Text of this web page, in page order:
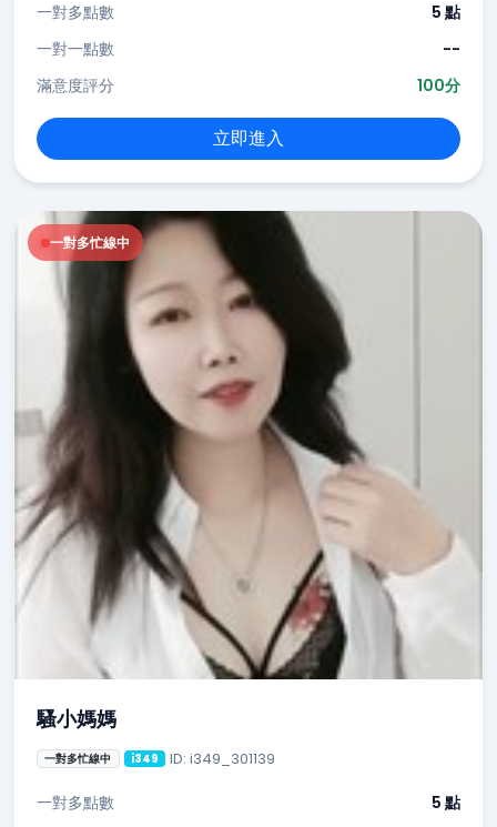
一對多點數
5 點
一對一點數
--
滿意度評分
100分
立即進入
一對多忙線中
騷小媽媽
一對多忙線中 i349 ID: i349_301139
一對多點數 5 點